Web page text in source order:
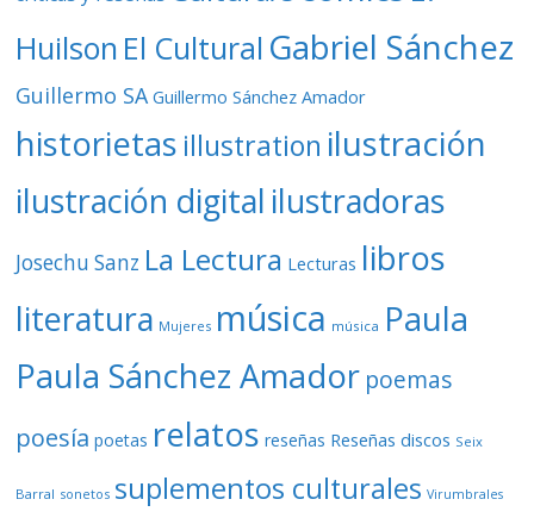
Huilson El Cultural Gabriel Sánchez
Guillermo SA Guillermo Sánchez Amador
historietas illustration ilustración
ilustración digital ilustradoras
Josechu Sanz La Lectura Lecturas libros
literatura Mujeres música música Paula
Paula Sánchez Amador poemas
poesía poetas relatos reseñas Reseñas discos Seix
Barral sonetos suplementos culturales Virumbrales